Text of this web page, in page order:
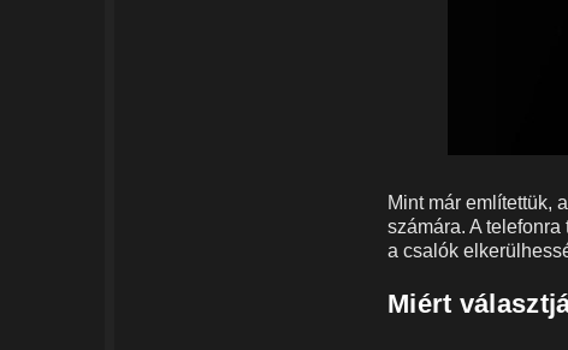
Mint már említettük,
számára. A
a csalók
Miért